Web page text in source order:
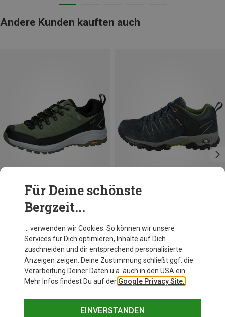
Andere Kunden kauften auch
Du sparst 18%
Für Deine schönste
Bergzeit...
… verwenden wir Cookies. So können wir unsere
Services für Dich optimieren, Inhalte auf Dich
zuschneiden und dir entsprechend personalisierte
Anzeigen zeigen. Deine Zustimmung schließt ggf. die
Verarbeitung Deiner Daten u.a. auch in den USA ein.
Mehr Infos findest Du auf der Google Privacy Site.
EINVERSTANDEN